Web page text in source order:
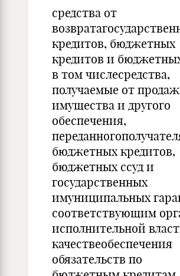
средства от
кредитов, бюджетных
кредитов и
в том числесредства,
получаемые от
имущества и другого
обеспечения,
бюджетных кредитов,
бюджетных ссуд и
государственных
имуниципальных
соответствующим
исполнительной
качествеобеспечения
обязательств по